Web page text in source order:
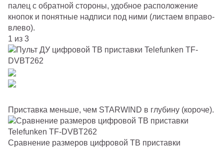
палец с обратной стороны, удобное расположение
кнопок и понятные надписи под ними (листаем вправо-
влево).
1 из 3
Приставка меньше, чем STARWIND в глубину (короче).
Сравнение размеров цифровой ТВ приставки